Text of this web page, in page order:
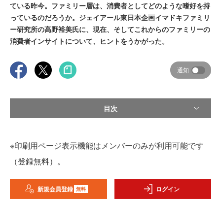
ている昨今。ファミリー層は、消費者としてどのような嗜好を持
っているのだろうか。ジェイアール東日本企画イマドキファミリ
ー研究所の高野裕美氏に、現在、そしてこれからのファミリーの
消費者インサイトについて、ヒントをうかがった。
通知
目次
※印刷用ページ表示機能はメンバーのみが利用可能です
（登録無料）。
新規会員登録 無料 ログイン